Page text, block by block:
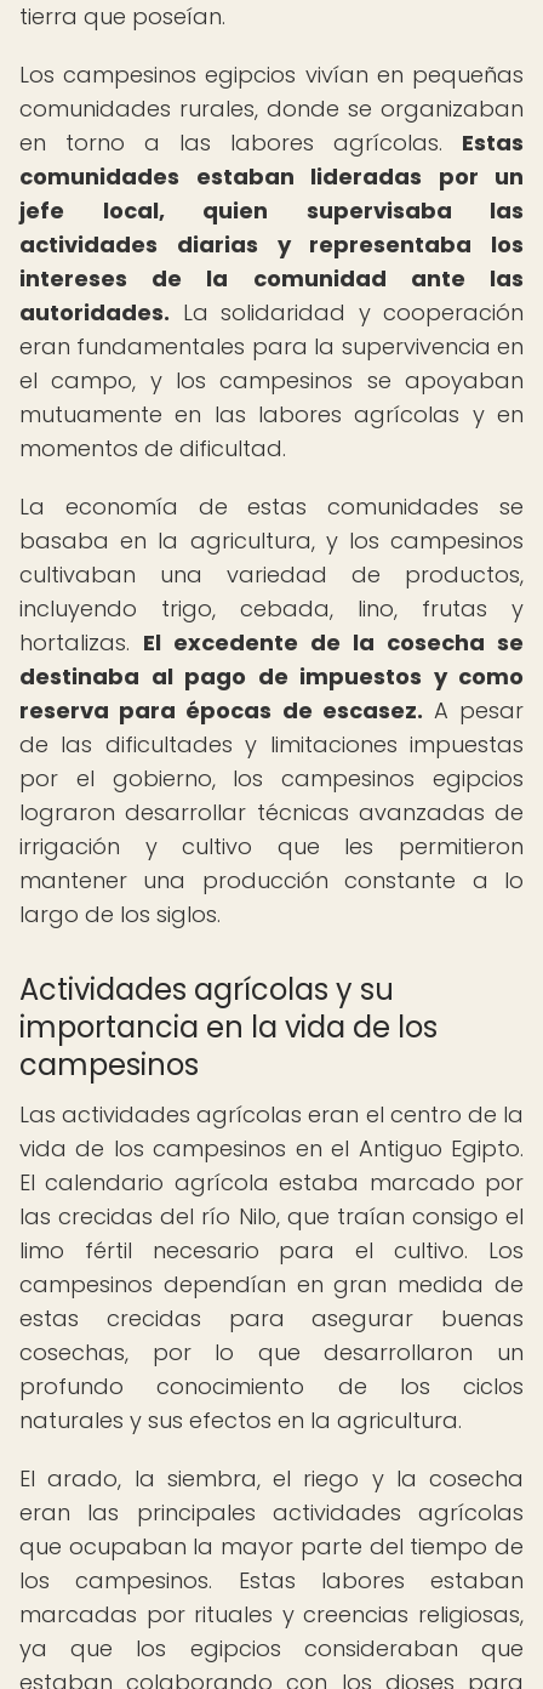
tierra que poseían.
Los campesinos egipcios vivían en pequeñas
comunidades rurales, donde se organizaban
en torno a las labores agrícolas. Estas
comunidades estaban lideradas por un
jefe local, quien supervisaba las
actividades diarias y representaba los
intereses de la comunidad ante las
autoridades. La solidaridad y cooperación
eran fundamentales para la supervivencia en
el campo, y los campesinos se apoyaban
mutuamente en las labores agrícolas y en
momentos de dificultad.
La economía de estas comunidades se
basaba en la agricultura, y los campesinos
cultivaban una variedad de productos,
incluyendo trigo, cebada, lino, frutas y
hortalizas. El excedente de la cosecha se
destinaba al pago de impuestos y como
reserva para épocas de escasez. A pesar
de las dificultades y limitaciones impuestas
por el gobierno, los campesinos egipcios
lograron desarrollar técnicas avanzadas de
irrigación y cultivo que les permitieron
mantener una producción constante a lo
largo de los siglos.
Actividades agrícolas y su
importancia en la vida de los
campesinos
Las actividades agrícolas eran el centro de la
vida de los campesinos en el Antiguo Egipto.
El calendario agrícola estaba marcado por
las crecidas del río Nilo, que traían consigo el
limo fértil necesario para el cultivo. Los
campesinos dependían en gran medida de
estas crecidas para asegurar buenas
cosechas, por lo que desarrollaron un
profundo conocimiento de los ciclos
naturales y sus efectos en la agricultura.
El arado, la siembra, el riego y la cosecha
eran las principales actividades agrícolas
que ocupaban la mayor parte del tiempo de
los campesinos. Estas labores estaban
marcadas por rituales y creencias religiosas,
ya que los egipcios consideraban que
estaban colaborando con los dioses para